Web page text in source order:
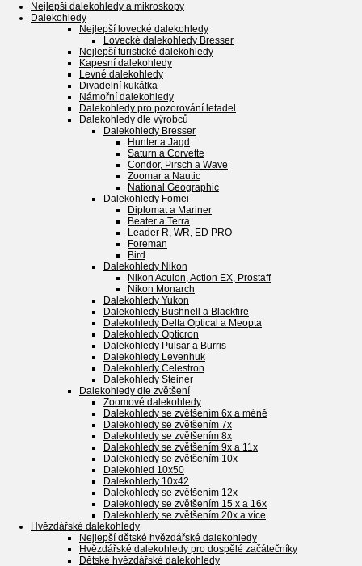
Nejlepší dalekohledy a mikroskopy
Dalekohledy
Nejlepší lovecké dalekohledy
Lovecké dalekohledy Bresser
Nejlepší turistické dalekohledy
Kapesní dalekohledy
Levné dalekohledy
Divadelní kukátka
Námořní dalekohledy
Dalekohledy pro pozorování letadel
Dalekohledy dle výrobců
Dalekohledy Bresser
Hunter a Jagd
Saturn a Corvette
Condor, Pirsch a Wave
Zoomar a Nautic
National Geographic
Dalekohledy Fomei
Diplomat a Mariner
Beater a Terra
Leader R, WR, ED PRO
Foreman
Bird
Dalekohledy Nikon
Nikon Aculon, Action EX, Prostaff
Nikon Monarch
Dalekohledy Yukon
Dalekohledy Bushnell a Blackfire
Dalekohledy Delta Optical a Meopta
Dalekohledy Opticron
Dalekohledy Pulsar a Burris
Dalekohledy Levenhuk
Dalekohledy Celestron
Dalekohledy Steiner
Dalekohledy dle zvětšení
Zoomové dalekohledy
Dalekohledy se zvětšením 6x a méně
Dalekohledy se zvětšením 7x
Dalekohledy se zvětšením 8x
Dalekohledy se zvětšením 9x a 11x
Dalekohledy se zvětšením 10x
Dalekohled 10x50
Dalekohledy 10x42
Dalekohledy se zvětšením 12x
Dalekohledy se zvětšením 15 x a 16x
Dalekohledy se zvětšením 20x a více
Hvězdářské dalekohledy
Nejlepší dětské hvězdářské dalekohledy
Hvězdářské dalekohledy pro dospělé začátečníky
Dětské hvězdářské dalekohledy